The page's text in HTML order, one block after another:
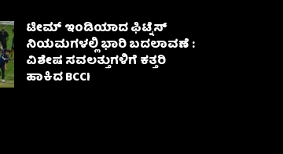
ಟೀಮ್ ಇಂಡಿಯಾದ ಫಿಟ್ನೆಸ್
ನಿಯಮಗಳಲ್ಲಿ ಭಾರಿ ಬದಲಾವಣೆ :
ವಿಶೇಷ ಸವಲತ್ತುಗಳಿಗೆ ಕತ್ತರಿ
ಹಾಕಿದ BCCI